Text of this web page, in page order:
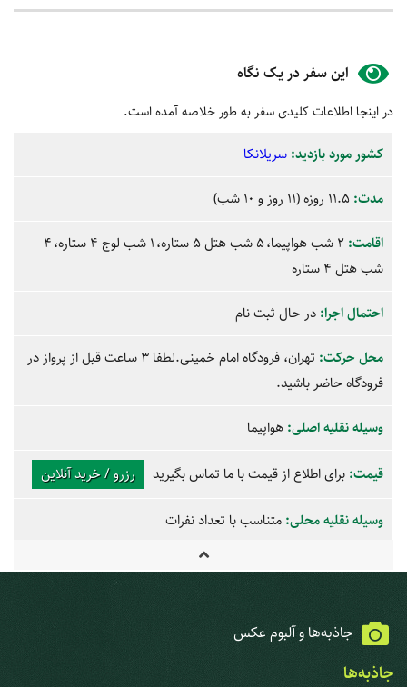
این سفر در یک نگاه
در اینجا اطلاعات کلیدی سفر به طور خلاصه آمده است.
کشور‌ مورد بازدید: سریلانکا
مدت: 11.5 روزه (11 روز و 10 شب)
اقامت: 2 شب هواپیما 5 شب هتل 5 ستاره 1 شب لوج 4 ستاره
4
شب هتل 4 ستاره
احتمال اجرا: در حال ثبت نام
محل حرکت:
تهران، فرودگاه امام خمینی.لطفا 3 ساعت قبل از پرواز در
فرودگاه حاضر باشید.
وسیله نقلیه اصلی: هواپیما
قیمت: برای اطلاع از قیمت با ما تماس بگیرید رزرو / خرید آنلاین
وسیله نقلیه محلی: متناسب با تعداد نفرات
جاذبه‌ها و آلبوم عکس
جاذبه‌ها